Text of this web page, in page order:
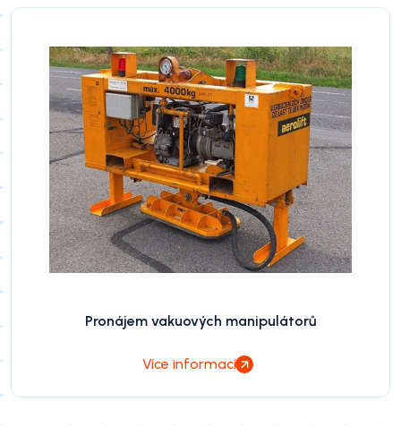
Pronájem vakuových manipulátorů
Více informací